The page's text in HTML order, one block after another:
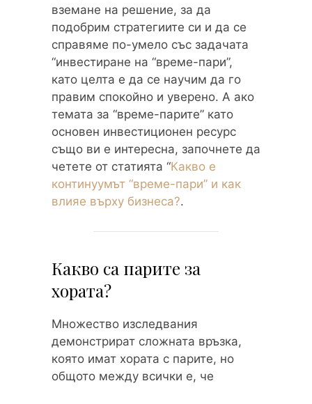
вземане на решение, за да
подобрим стратегиите си и да се
справяме по-умело със задачата
“инвестиране на “време-пари”,
като целта е да се научим да го
правим спокойно и уверено. А ако
темата за “време-парите” като
основен инвестиционен ресурс
също ви е интересна, започнете да
четете от статията “Какво е
континуумът “време-пари” и как
влияе върху бизнеса?.
Какво са парите за
хората?
Множество изследвания
демонстрират сложната връзка,
която имат хората с парите, но
общото между всички е, че